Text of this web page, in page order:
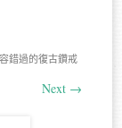
錯過的復古鑽戒
Next →